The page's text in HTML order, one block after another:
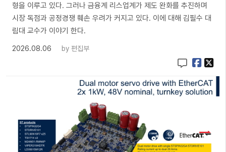
형을 이루고 있다. 그러나 금융계 리스업계가 제도 완화를 추진하며
시장 독점과 공정경쟁 훼손 우려가 커지고 있다. 이에 대해 김필수 대
림대 교수가 이야기 한다.
2026.08.06
by 편집부